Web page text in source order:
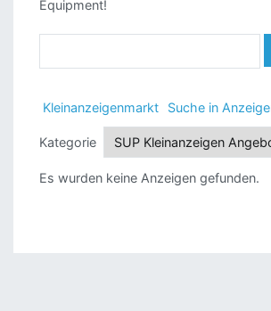
Equipment!
nach:
Kleinanzeigenmarkt Suche in
Kategorie
Es wurden keine Anzeigen gefunden.